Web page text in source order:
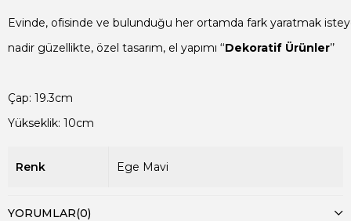
Evinde, ofisinde ve bulunduğu her ortamda fark yaratmak
nadir güzellikte, özel tasarım, el yapımı ‘‘Dekoratif Ürünler’’
Yükseklik: 10cm
Renk Ege Mavi
YORUMLAR(0)